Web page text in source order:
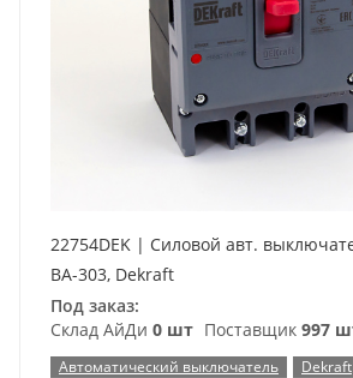
22754DEK | Силовой авт.
ВА-303, Dekraft
Под заказ:
Склад АйДи 0 шт Поставщик 997
Автоматический выключатель Dekraft